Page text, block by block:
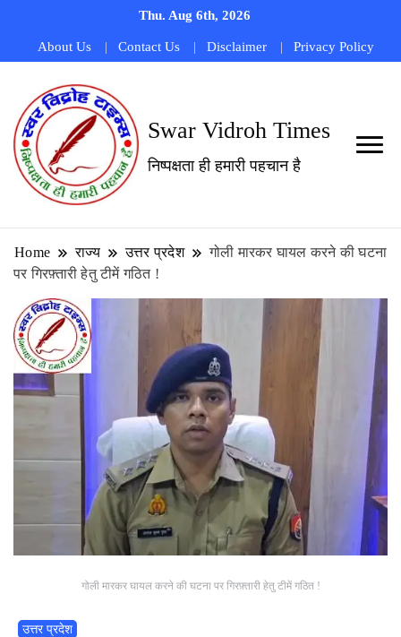
Thu. Aug 6th, 2026
About Us Contact Us Disclaimer Privacy Policy
Swar Vidroh Times
निष्पक्षता ही हमारी पहचान है
Home राज्य उत्तर प्रदेश
गोली मारकर घायल करने की घटना
पर गिरफ़्तारी हेतु टीमें गठित !
गोली मारकर घायल करने की घटना पर गिरफ़्तारी हेतु टीमें गठित !
उत्तर प्रदेश